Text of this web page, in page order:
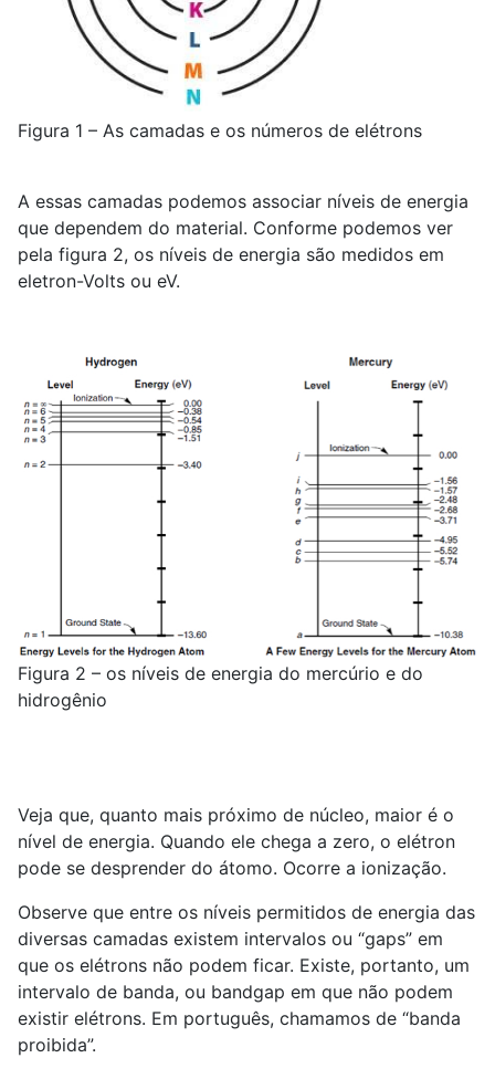
Figura 1 – As camadas e os números de elétrons
A essas camadas podemos associar níveis de energia
que dependem do material. Conforme podemos ver
pela figura 2, os níveis de energia são medidos em
eletron-Volts ou eV.
Figura 2 – os níveis de energia do mercúrio e do
hidrogênio
Veja que, quanto mais próximo de núcleo, maior é o
nível de energia. Quando ele chega a zero, o elétron
pode se desprender do átomo. Ocorre a ionização.
Observe que entre os níveis permitidos de energia das
diversas camadas existem intervalos ou “gaps” em
que os elétrons não podem ficar. Existe, portanto, um
intervalo de banda, ou bandgap em que não podem
existir elétrons. Em português, chamamos de “banda
proibida”.